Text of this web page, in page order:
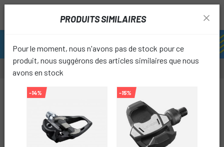
PRODUITS SIMILAIRES
Pour le moment, nous n'avons pas de stock pour ce
produit, nous suggérons des articles similaires que nous
avons en stock
-14% -15%